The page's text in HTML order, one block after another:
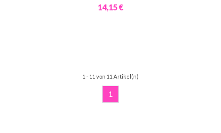
14,15 €
1 - 11 von 11 Artikel(n)
1